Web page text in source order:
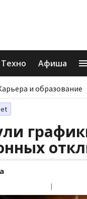
Техно Афиша
и образование
|